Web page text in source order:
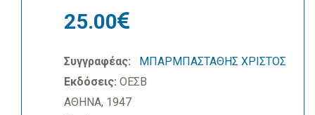
25.00
Συγγραφέας:
ΜΠΑΡΜΠΑΣΤΑΘΗΣ ΧΡΙΣΤΟΣ
Εκδόσεις: ΟΕΣΒ
ΑΘΗΝΑ, 1947